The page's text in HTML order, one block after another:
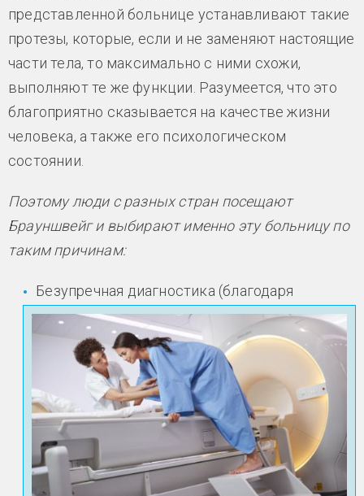
представленной больнице устанавливают такие
протезы, которые, если и не заменяют настоящие
части тела, то максимально с ними схожи,
выполняют те же функции. Разумеется, что это
благоприятно сказывается на качестве жизни
человека, а также его психологическом
состоянии.
Поэтому люди с разных стран посещают
Брауншвейг и выбирают именно эту больницу по
таким причинам:
Безупречная диагностика (благодаря